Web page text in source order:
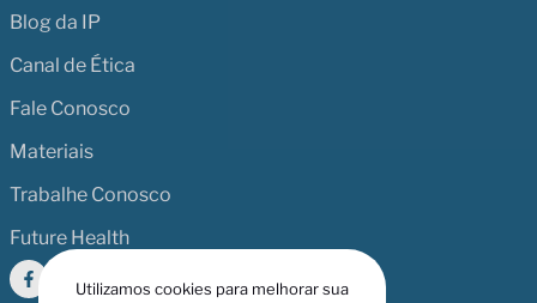
Blog da IP
Canal de Ética
Fale Conosco
Materiais
Trabalhe Conosco
Future Health